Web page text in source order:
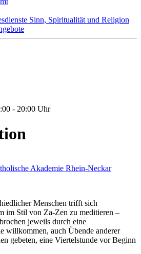
Sinn, Spiritualität und Religion
- 20:00 Uhr
Akademie Rhein-Neckar
Menschen trifft sich
im Stil von Za-Zen zu meditieren –
jeweils durch eine
willkommen, auch Übende anderer
gebeten, eine Viertelstunde vor Beginn